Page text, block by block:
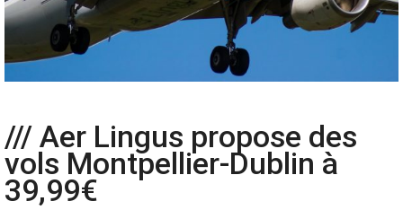
/// Aer Lingus propose des
vols Montpellier-Dublin à
39,99€